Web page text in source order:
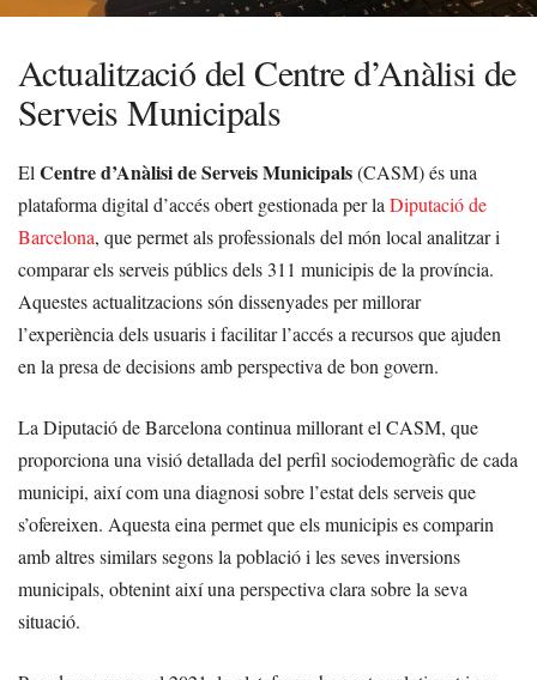
Actualització del Centre d’Anàlisi de
Serveis Municipals
El Centre d’Anàlisi de Serveis Municipals(CASM) és una
plataforma digital d’accés obert gestionada per la Diputació de
Barcelona, que permet als professionals del món local analitzar i
comparar els serveis públics dels 311 municipis de la província.
Aquestes actualitzacions són dissenyades per millorar
l’experiència dels usuaris i facilitar l’accés a recursos que ajuden
en la presa de decisions amb perspectiva de bon govern.
La Diputació de Barcelona continua millorant el CASM, que
proporciona una visió detallada del perfil sociodemogràfic de cada
municipi, així com una diagnosi sobre l’estat dels serveis que
s’ofereixen. Aquesta eina permet que els municipis es comparin
amb altres similars segons la població i les seves inversions
municipals, obtenint així una perspectiva clara sobre la seva
situació.